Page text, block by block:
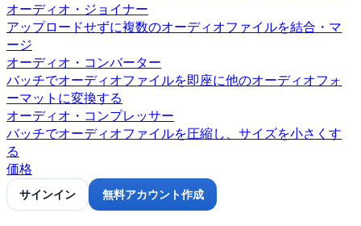
オーディオ・ジョイナー
アップロードせずに複数のオーディオファイルを結合・マ
ージ
オーディオ・コンバーター
バッチでオーディオファイルを即座に他のオーディオフォ
ーマットに変換する
オーディオ・コンプレッサー
バッチでオーディオファイルを圧縮し、サイズを小さくす
る
価格
サインイン 無料アカウント作成